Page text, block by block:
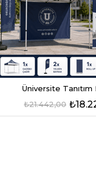
Üniversite
₺21.442,00